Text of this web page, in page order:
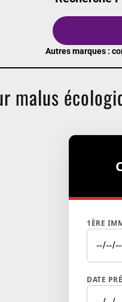
Autres marques :
malus
1ÈRE
DATE